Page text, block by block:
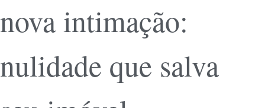
nova intimação:
nulidade que salva